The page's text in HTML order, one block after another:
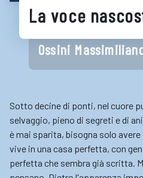
La voce
Ossini
Sotto decine di ponti, nel cuore
selvaggio, pieno di segreti e di
è mai sparita, bisogna solo
vive in una casa perfetta, con
perfetta che sembra già scritta.